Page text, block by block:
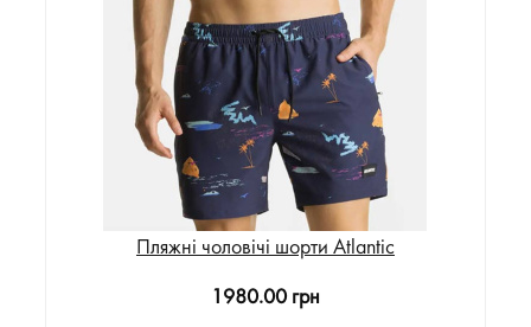
Пляжні чоловічі шорти Atlantic
1980.00 грн